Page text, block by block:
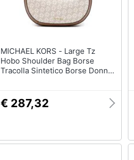
MICHAEL KORS - Large Tz
Hobo Shoulder Bag Borse
Tracolla Sintetico Borse Donna
€ 287,32